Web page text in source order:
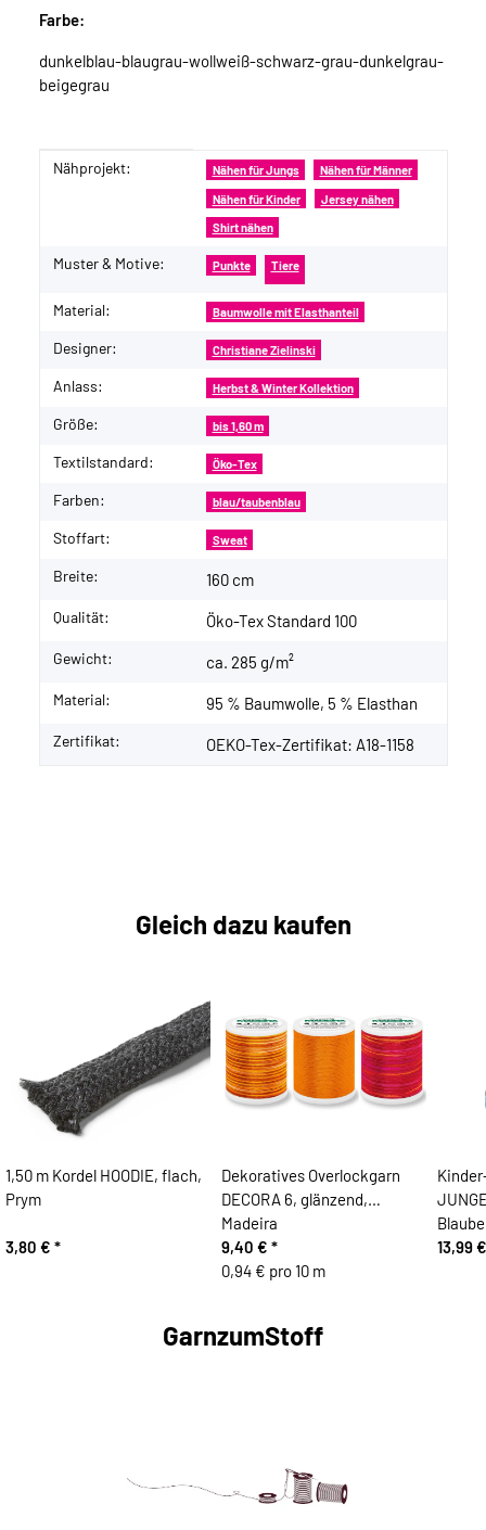
Farbe:
dunkelblau-blaugrau-wollweiß-schwarz-grau-dunkelgrau-
beigegrau
Produkteigenschaft
Wert
Nähprojekt: Nähen für Jungs Nähen für Männer
Nähen für Kinder Jersey nähen
Shirt nähen
Muster & Motive: Punkte Tiere
Material: Baumwolle mit Elasthanteil
Designer: Christiane Zielinski
Anlass: Herbst & Winter Kollektion
Größe: bis 1,60 m
Textilstandard: Öko-Tex
Farben: blau/taubenblau
Stoffart: Sweat
Breite: 160 cm
Qualität: Öko-Tex Standard 100
Gewicht: ca. 285 g/m²
Material: 95 % Baumwolle, 5 % Elasthan
Zertifikat: OEKO-Tex-Zertifikat: A18-1158
Gleich dazu kaufen
1,50 m Kordel HOODIE, flach,
Prym
3,80 € *
Dekoratives Overlockgarn
DECORA 6, glänzend,
Madeira
9,40 € *
0,94 € pro 10 m
13,99
GarnzumStoff